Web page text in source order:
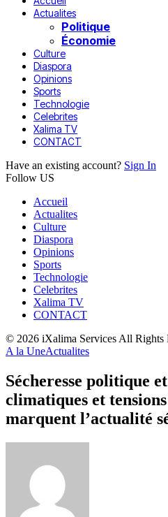
Actualites
Politique
Économie
Culture
Diaspora
Opinions
Sports
Technologie
Celebrites
Xalima TV
CONTACT
Have an existing account? Sign In
Follow US
Accueil
Actualites
Culture
Diaspora
Opinions
Sports
Technologie
Celebrites
Xalima TV
CONTACT
© 2026 iXalima Services All Rights
A la UneActualites
Sécheresse politique
climatiques et
marquent l’actualité